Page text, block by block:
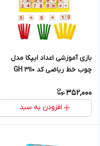
بازی آموزشی اعداد ایپکا مدل
چوب خط ریاضی کد GH 3110
352,000
افزودن به سبد